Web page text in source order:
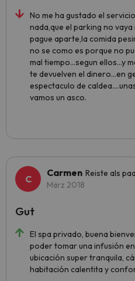
No me ha gustado el
nada,que el parking no
pague aparte,la comida
no se como es porque no
mal tiempo...segun ellos...y
te devuelven el dinero...en
espectaculo de
vamos un asco.
Carmen Reiste als
März 2018
El spa privado, buena
poder tomar una infusión
ubicación super tranquila,
habitación calentita y
Gut